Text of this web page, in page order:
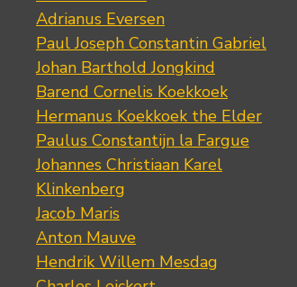
Adrianus Eversen
Paul Joseph Constantin Gabriel
Johan Barthold Jongkind
Barend Cornelis Koekkoek
Hermanus Koekkoek the Elder
Paulus Constantijn la Fargue
Johannes Christiaan Karel
Klinkenberg
Jacob Maris
Anton Mauve
Hendrik Willem Mesdag